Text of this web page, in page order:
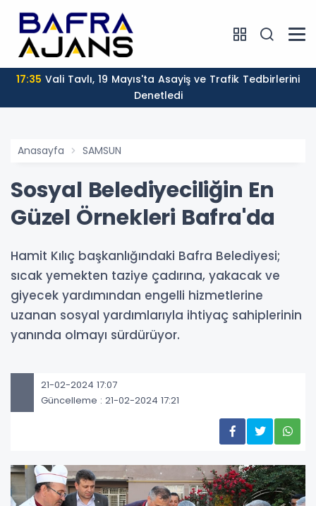
17:35
Denetledi
Anasayfa SAMSUN
Sosyal Belediyeciliğin En
Güzel Örnekleri Bafra'da
Hamit Kılıç başkanlığındaki Bafra Belediyesi;
sıcak yemekten taziye çadırına, yakacak ve
giyecek yardımından engelli hizmetlerine
uzanan sosyal yardımlarıyla ihtiyaç sahiplerinin
yanında olmayı sürdürüyor.
21-02-2024 17:07
Güncelleme : 21-02-2024 17:21